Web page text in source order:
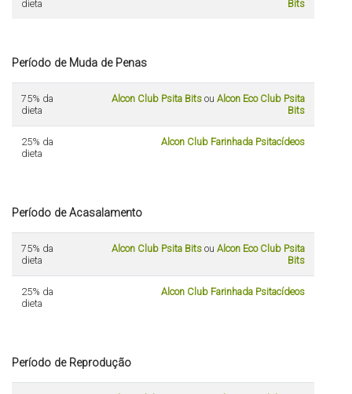
dieta Bits
Período de Muda de Penas
75% da
dieta
Alcon Club Psita Bits ou Alcon Eco Club Psita
Bits
25% da
dieta
Alcon Club Farinhada Psitacídeos
Período de Acasalamento
75% da
dieta
Alcon Club Psita Bits ou Alcon Eco Club Psita
Bits
25% da
dieta
Alcon Club Farinhada Psitacídeos
Período de Reprodução